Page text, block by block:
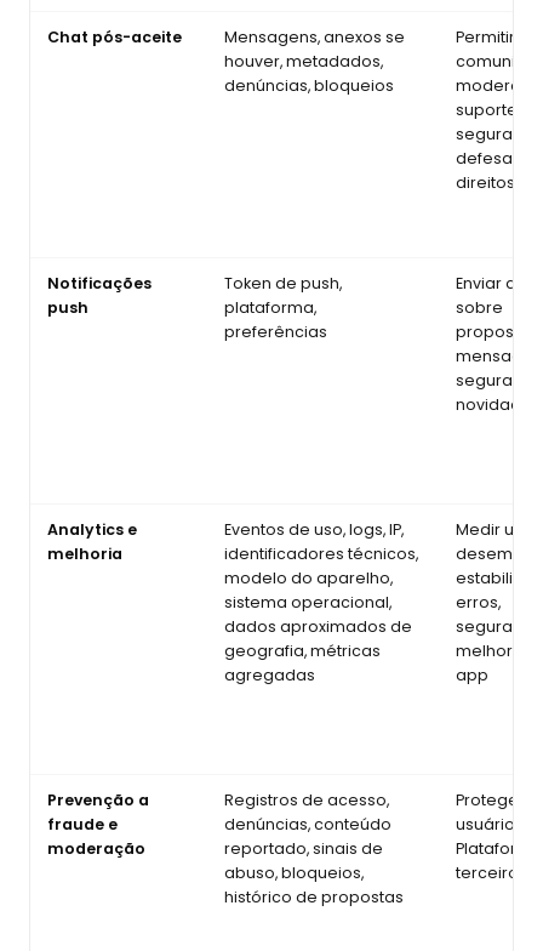
Chat pós-aceite
Mensagens, anexos se
houver, metadados,
denúncias, bloqueios
Permitir
suporte,
defesa de
direitos
Notificações
push
Token de push,
plataforma,
preferências
Enviar
sobre
propostas,
novidades
Analytics e
melhoria
Eventos de uso, logs, IP,
identificadores técnicos,
modelo do aparelho,
sistema operacional,
dados aproximados de
geografia, métricas
agregadas
Medir uso,
erros,
melhoria
app
Prevenção a
fraude e
moderação
Registros de acesso,
denúncias, conteúdo
reportado, sinais de
abuso, bloqueios,
histórico de propostas
Proteger
usuários,
terceiros